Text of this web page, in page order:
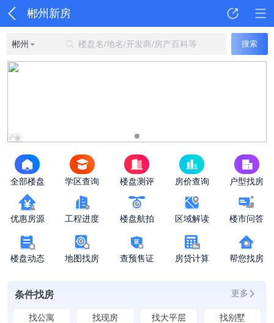
郴州新房
郴州 楼盘名/地名/开发商/房产百科等 搜索
全部楼盘 学区查询 楼盘测评 房价查询 户型找房
优惠房源 工程进度 楼盘航拍 区域解读 楼市问答
楼盘动态 地图找房 查预售证 房贷计算 帮您找房
条件找房 更多
找公寓 找现房 找大平层 找别墅